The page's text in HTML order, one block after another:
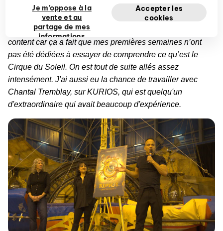
c'était gros, mais j'ai eu la chance de m'acclimater, comme
un petit poisson que tu ramènes de l’animalerie dont le sac
baigne dans l'aquarium un petit bout de temps. J'étais bien
content car ça a fait que mes premières semaines n’ont
pas été dédiées à essayer de comprendre ce qu’est le
Cirque du Soleil. On est tout de suite allés assez
intensément. J'ai aussi eu la chance de travailler avec
Chantal Tremblay, sur KURIOS, qui est quelqu'un
d'extraordinaire qui avait beaucoup d'expérience.
Je m’oppose à la
vente et au
partage de mes
informations
personnelles
privées
Accepter les
cookies